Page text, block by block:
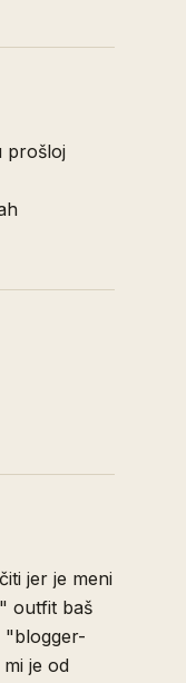
prošloj
jer je meni
outfit baš
"blogger-
je od